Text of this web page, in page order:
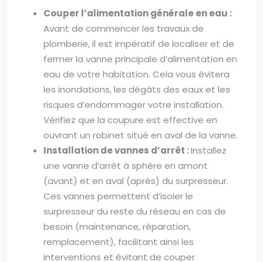
Couper l’alimentation générale en eau :
Avant de commencer les travaux de
plomberie, il est impératif de localiser et de
fermer la vanne principale d’alimentation en
eau de votre habitation. Cela vous évitera
les inondations, les dégâts des eaux et les
risques d’endommager votre installation.
Vérifiez que la coupure est effective en
ouvrant un robinet situé en aval de la vanne.
Installation de vannes d’arrêt :Installez
une vanne d’arrêt à sphère en amont
(avant) et en aval (après) du surpresseur.
Ces vannes permettent d’isoler le
surpresseur du reste du réseau en cas de
besoin (maintenance, réparation,
remplacement), facilitant ainsi les
interventions et évitant de couper